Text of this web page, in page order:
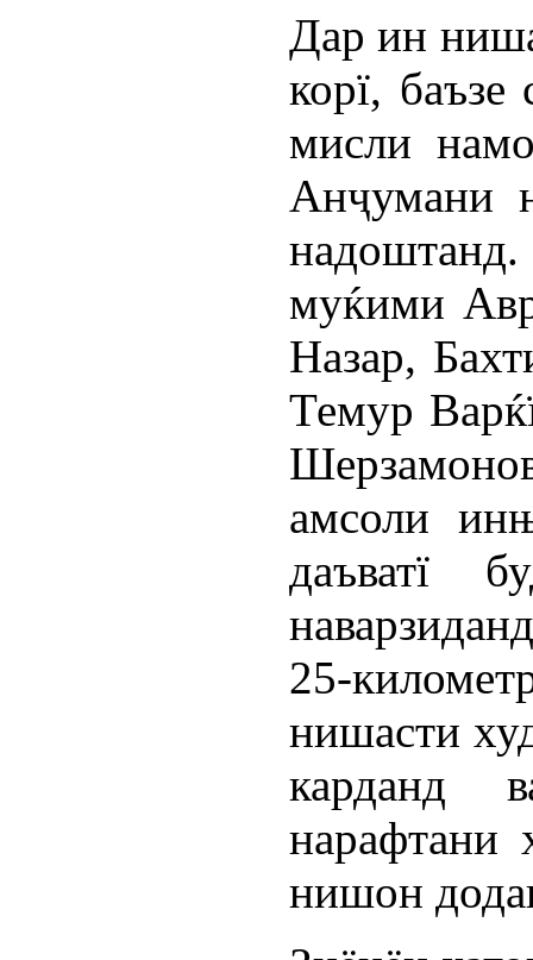
Дар ин
корї,
мисли
Анҷумани
муќими
Назар,
Темур
амсоли
даъватї
25-
нишасти
карданд
нарафтани
нишон